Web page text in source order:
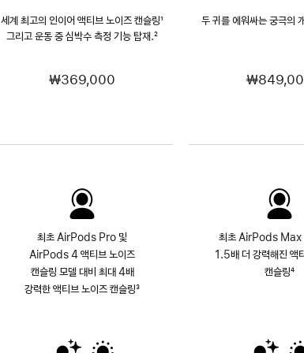
세계 최고의 인이어 액티브 노이즈 캔슬링각주
¹
그리고 운동 중 심박수 측정 기능 탑재.각주
²
₩369,000
최초 AirPods Pro 및
AirPods 4 액티브 노이즈
캔슬링 모델 대비 최대 4배
강력한 액티브 노이즈 캔슬링각주
³
두 귀를 에워싸는 궁극의
최초 AirPods Max
1.5배 더 강력해진 액
캔슬링각
⁴